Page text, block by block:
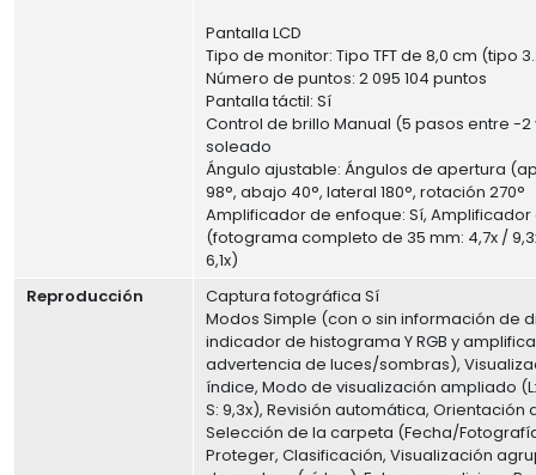
Pantalla LCD
Tipo de monitor: Tipo TFT de 8,0 cm (tipo
Número de puntos: 2 095 104 puntos
Pantalla táctil: Sí
Control de brillo Manual (5 pasos entre -
soleado
Ángulo ajustable: Ángulos de apertura
98°, abajo 40°, lateral 180°, rotación 270°
Amplificador de enfoque: Sí,
(fotograma completo de 35 mm: 4,7x /
6,1x)
Reproducción
Captura fotográfica Sí
Modos Simple (con o sin información de
indicador de histograma Y RGB y
advertencia de luces/sombras),
índice, Modo de visualización ampliado (L:
S: 9,3x), Revisión automática, Orientación
Selección de la carpeta (Fecha/
Proteger, Clasificación, Visualización